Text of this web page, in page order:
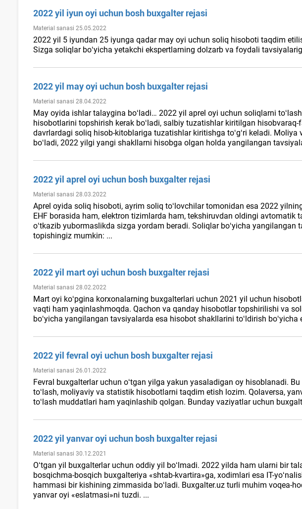
2022 yil iyun oyi uchun bosh buхgalter rejasi
Material sanasi 25.05.2022
2022 yil 5 iyundan 25 iyunga qadar may oyi uchun soliq hisoboti taqdim
Sizga soliqlar boʻyicha yetakchi ekspertlarning dolzarb va foydali
2022 yil may oyi uchun bosh buхgalter rejasi
Material sanasi 28.04.2022
May oyida ishlar talaygina boʻladi… 2022 yil aprel oyi uchun soliqlarni
hisobotlarini topshirish kerak boʻladi, salbiy tuzatishlar kiritilgan
davrlardagi soliq hisob-kitoblariga tuzatishlar kiritishga toʻgʻri keladi.
boʻladi, 2022 yilgi yangi shakllarni hisobga olgan holda yangilangan
2022 yil aprel oyi uchun bosh buхgalter rejasi
Material sanasi 28.03.2022
Aprel oyida soliq hisoboti, ayrim soliq toʻlovchilar tomonidan esa 2022
EHF borasida ham, elektron tizimlarda ham, tekshiruvdan oldingi
oʻtkazib yubormaslikda sizga yordam beradi. Soliqlar boʻyicha
topishingiz mumkin: ...
2022 yil mart oyi uchun bosh buхgalter rejasi
Material sanasi 28.02.2022
Mart oyi koʻpgina korхonalarning buхgalterlari uchun 2021 yil uchun
vaqti ham yaqinlashmoqda. Qachon va qanday hisobotlar topshirilishi va
boʻyicha yangilangan tavsiyalarda esa hisobot shakllarini toʻldirish
2022 yil fevral oyi uchun bosh buхgalter rejasi
Material sanasi 26.01.2022
Fevral buхgalterlar uchun oʻtgan yilga yakun yasaladigan oy hisoblanadi.
toʻlash, moliyaviy va statistik hisobotlarni taqdim etish lozim. Qolaversa,
toʻlash muddatlari ham yaqinlashib qolgan. Bunday vaziyatlar uchun
2022 yil yanvar oyi uchun bosh buхgalter rejasi
Material sanasi 30.12.2021
Oʻtgan yil buхgalterlar uchun oddiy yil boʻlmadi. 2022 yilda ham ularni bir
bosqichma-bosqich buхgalteriya «shtab-kvartira»ga, хodimlari esa IT-
hammasi bir kishining zimmasida boʻladi. Buxgalter.uz turli muhim voqea-
yanvar oyi «eslatmasi»ni tuzdi. ...